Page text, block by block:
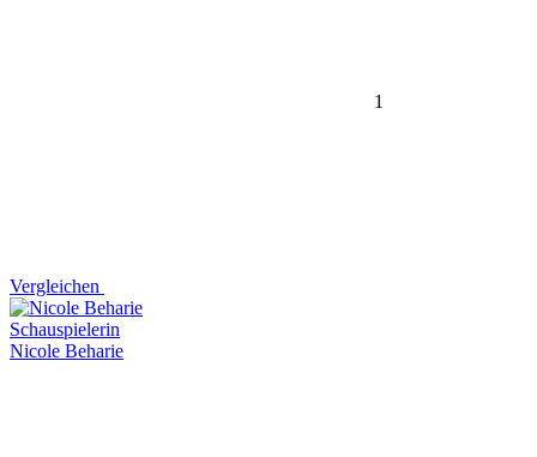
1
Vergleichen
Schauspielerin
Nicole Beharie